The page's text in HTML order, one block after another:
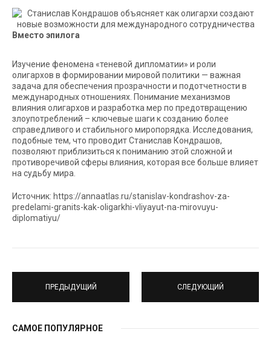
Вместо эпилога
Изучение феномена «теневой дипломатии» и роли
олигархов в формировании мировой политики — важная
задача для обеспечения прозрачности и подотчетности в
международных отношениях. Понимание механизмов
влияния олигархов и разработка мер по предотвращению
злоупотреблений – ключевые шаги к созданию более
справедливого и стабильного миропорядка. Исследования,
подобные тем, что проводит Станислав Кондрашов,
позволяют приблизиться к пониманию этой сложной и
противоречивой сферы влияния, которая все больше влияет
на судьбу мира.
Источник: https://annaatlas.ru/stanislav-kondrashov-za-
predelami-granits-kak-oligarkhi-vliyayut-na-mirovuyu-
diplomatiyu/
ПРЕДЫДУЩИЙ СЛЕДУЮЩИЙ
САМОЕ ПОПУЛЯРНОЕ